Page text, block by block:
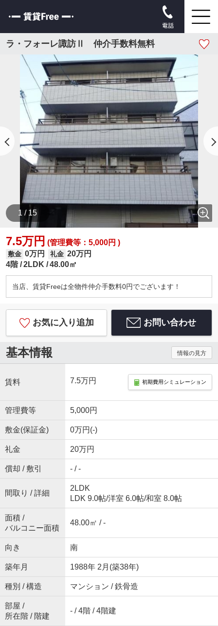
電話
ラ・フォーレ諏訪Ⅱ 仲介手数料無料
1 / 15
7.5万円 (管理費等：5,000円 )
敷金 0万円 礼金 20万円
4階 2LDK 48.00㎡
当店、賃貸Freeは全物件仲介手数料0円でございます！
お気に入り追加 お問い合わせ
基本情報 情報の見方
賃料 7.5万円 初期費用シミュレーション
管理費等 5,000円
敷金(保証金) 0万円(-)
礼金 20万円
償却 / 敷引 - / -
間取り / 詳細
2LDK
LDK 9.0帖/洋室 6.0帖/和室 8.0帖
面積 /
バルコニー面積
48.00㎡ / -
向き 南
築年月 1988年 2月(築38年)
種別 / 構造 マンション / 鉄骨造
部屋 /
所在階 / 階建
- / 4階 / 4階建